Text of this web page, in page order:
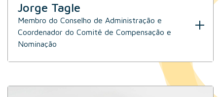
Jorge Tagle
Membro do Conselho de Administração e
Coordenador do Comitê de Compensação e
Nominação